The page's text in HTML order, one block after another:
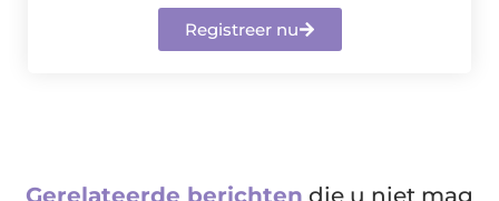
Registreer nu